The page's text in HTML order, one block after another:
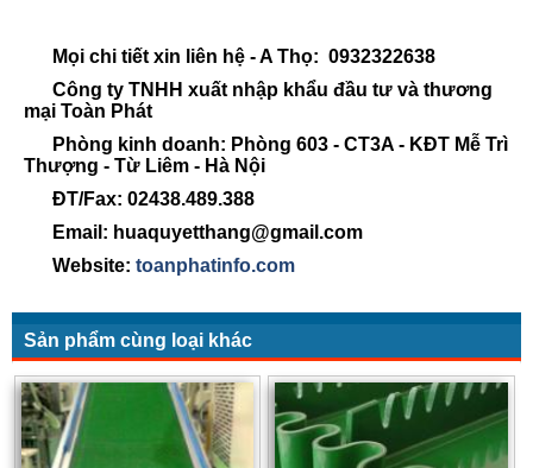
Mọi chi tiết xin liên hệ - A Thọ: 0932322638
Công ty TNHH xuất nhập khẩu đầu tư và thương
mại Toàn Phát
Phòng kinh doanh: Phòng 603 - CT3A - KĐT Mễ Trì
Thượng - Từ Liêm - Hà Nội
ĐT/Fax: 02438.489.388
Email: huaquyetthang@gmail.com
Website: toanphatinfo.com
Sản phẩm cùng loại khác